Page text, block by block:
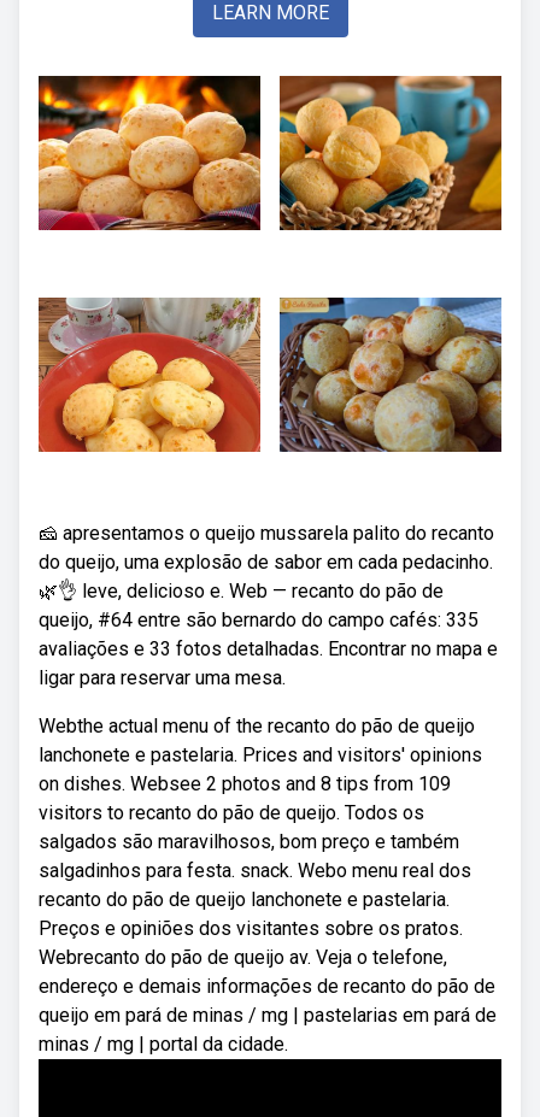
LEARN MORE
🧀 apresentamos o queijo mussarela palito do recanto
do queijo, uma explosão de sabor em cada pedacinho.
🌿👌 leve, delicioso e. Web — recanto do pão de
queijo, #64 entre são bernardo do campo cafés: 335
avaliações e 33 fotos detalhadas. Encontrar no mapa e
ligar para reservar uma mesa.
Webthe actual menu of the recanto do pão de queijo
lanchonete e pastelaria. Prices and visitors' opinions
on dishes. Websee 2 photos and 8 tips from 109
visitors to recanto do pão de queijo. Todos os
salgados são maravilhosos, bom preço e também
salgadinhos para festa. snack. Webo menu real dos
recanto do pão de queijo lanchonete e pastelaria.
Preços e opiniões dos visitantes sobre os pratos.
Webrecanto do pão de queijo av. Veja o telefone,
endereço e demais informações de recanto do pão de
queijo em pará de minas / mg | pastelarias em pará de
minas / mg | portal da cidade.